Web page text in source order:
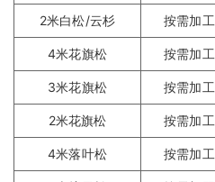
2米白松/云杉 按需加工
4米花旗松 按需加工
3米花旗松 按需加工
2米花旗松 按需加工
4米落叶松 按需加工